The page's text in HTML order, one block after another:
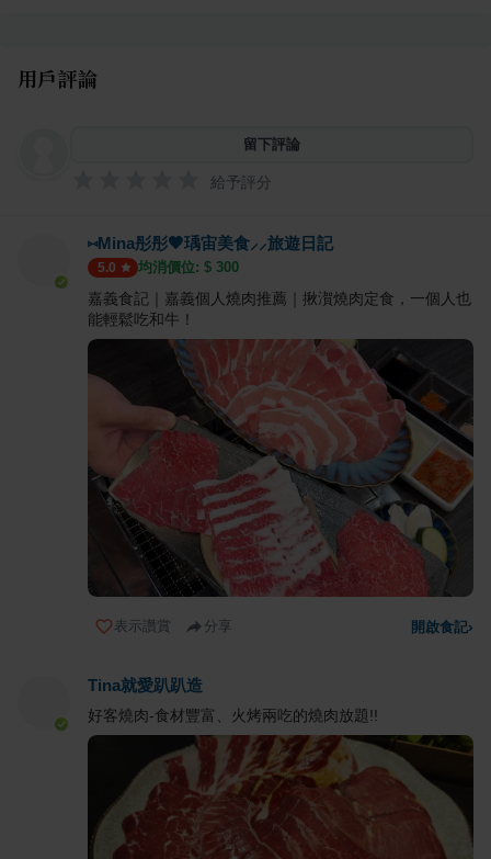
用戶評論
留下評論
給予評分
⑅Mina彤彤🖤瑀宙美食⸝⸝旅遊日記
5.0 均消價位: $ 300
嘉義食記｜嘉義個人燒肉推薦｜揪㵑燒肉定食，一個人也
能輕鬆吃和牛！
表示讚賞 分享 開啟食記›
Tina就愛趴趴造
好客燒肉-食材豐富、火烤兩吃的燒肉放題!!